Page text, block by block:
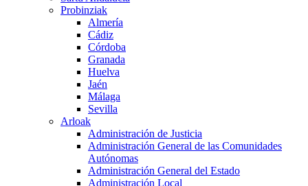
Probinziak
Almería
Cádiz
Córdoba
Granada
Huelva
Jaén
Málaga
Sevilla
Arloak
Administración de Justicia
Administración General de las Comunidades
Autónomas
Administración General del Estado
Administración Local